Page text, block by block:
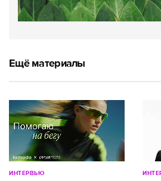
Ещё материалы
ИНТЕРВЬЮ